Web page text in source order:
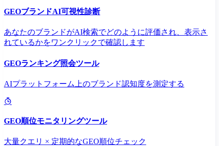
GEOブランドAI可視性診断
あなたのブランドがAI検索でどのように評価され、表示さ
れているかをワンクリックで確認します
GEOランキング照会ツール
AIプラットフォーム上のブランド認知度を測定する
GEO順位モニタリングツール
大量クエリ × 定期的なGEO順位チェック